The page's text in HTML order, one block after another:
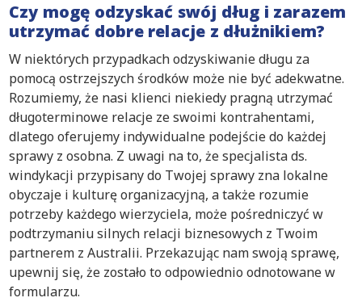
Czy mogę odzyskać swój dług i zarazem
utrzymać dobre relacje z dłużnikiem?
W niektórych przypadkach odzyskiwanie długu za
pomocą ostrzejszych środków może nie być adekwatne.
Rozumiemy, że nasi klienci niekiedy pragną utrzymać
długoterminowe relacje ze swoimi kontrahentami,
dlatego oferujemy indywidualne podejście do każdej
sprawy z osobna. Z uwagi na to, że specjalista ds.
windykacji przypisany do Twojej sprawy zna lokalne
obyczaje i kulturę organizacyjną, a także rozumie
potrzeby każdego wierzyciela, może pośredniczyć w
podtrzymaniu silnych relacji biznesowych z Twoim
partnerem z Australii. Przekazując nam swoją sprawę,
upewnij się, że zostało to odpowiednio odnotowane w
formularzu.